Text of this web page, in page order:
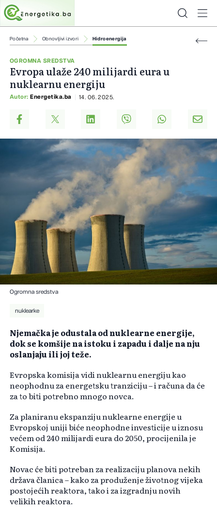
Početna Obnovljivi izvori Hidroenergija
OGROMNA SREDSTVA
Evropa ulaže 240 milijardi eura u
nuklearnu energiju
Autor: Energetika.ba 14. 06. 2025.
Ogromna sredstva
nuklearke
Njemačka je odustala od nuklearne energije,
dok se komšije na istoku i zapadu i dalje na nju
oslanjaju ili joj teže.
Evropska komisija vidi nuklearnu energiju kao
neophodnu za energetsku tranziciju – i računa da će
za to biti potrebno mnogo novca.
Za planiranu ekspanziju nuklearne energije u
Evropskoj uniji biće neophodne investicije u iznosu
većem od 240 milijardi eura do 2050, procijenila je
Komisija.
Novac će biti potreban za realizaciju planova nekih
država članica – kako za produženje životnog vijeka
postojećih reaktora, tako i za izgradnju novih
velikih reaktora.